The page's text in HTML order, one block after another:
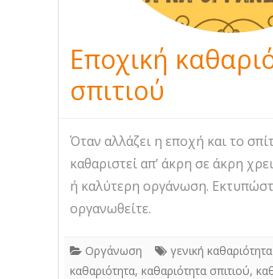
Εποχική
σπιτιού
Όταν αλλάζει η εποχή και το
καθαριστεί απ’ άκρη σε άκρη
ή καλύτερη οργάνωση.
οργανωθείτε.
Οργάνωση γενική
καθαριότητα, καθαριότητα σπιτιού,